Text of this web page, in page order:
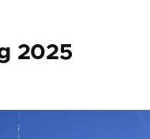
2025